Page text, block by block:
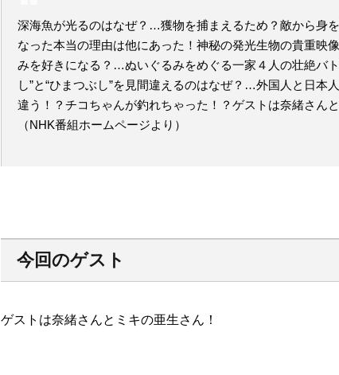
深海魚が光るのはなぜ？…獲物を捕まえるため？敵から身
なった本当の理由は他にあった！神秘の発光生物の貴重映
みを好きになる？…ぬいぐるみをめぐる一家４人の壮絶バ
し”と“ひまつぶし”を見間違えるのはなぜ？…外国人と日本
違う！？チコちゃんが釣れちゃった！？ゲストは奈緒さん
（NHK番組ホームページより）
今回のゲスト
ゲストは奈緒さんとミキの亜生さん！